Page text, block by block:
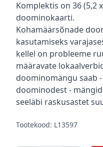
Komplektis on 36 (5,2
doominokaarti.
Kohamäärsõnade
kasutamiseks
kellel on probleeme
määravate
doominomängu saab
doominodest -
seeläbi raskusastet
Tootekood: L13597